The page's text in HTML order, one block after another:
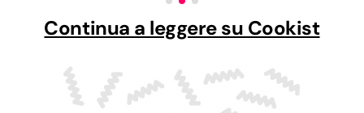
Continua a leggere su Cookist